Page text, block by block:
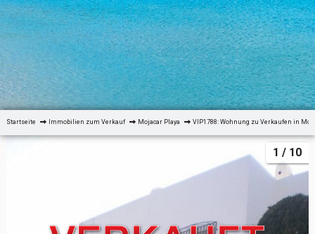
Startseite Immobilien zum Verkauf Mojacar Playa VIP1788: Wohnung zu Verkaufen in
1 / 10